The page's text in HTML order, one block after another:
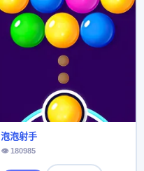
泡泡射手
👁 180985